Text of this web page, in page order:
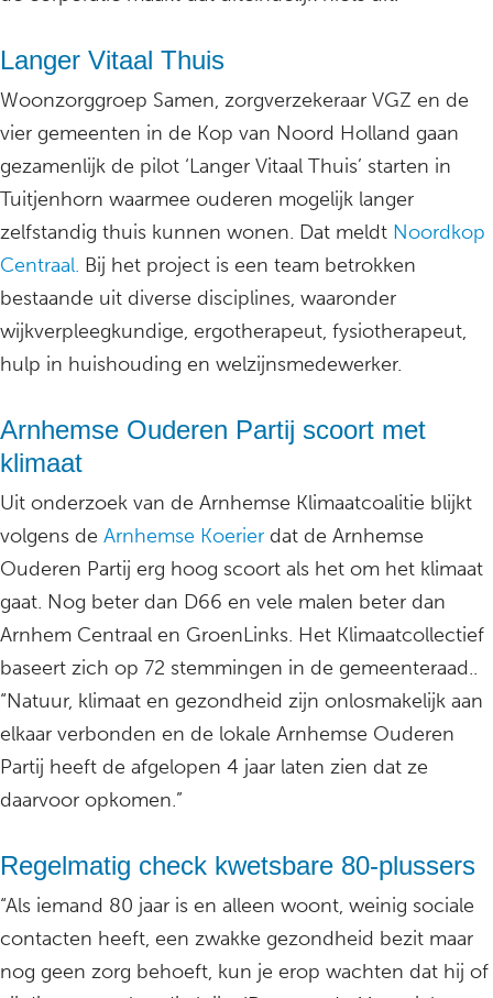
Langer Vitaal Thuis
Woonzorggroep Samen, zorgverzekeraar VGZ en de
vier gemeenten in de Kop van Noord Holland gaan
gezamenlijk de pilot ‘Langer Vitaal Thuis’ starten in
Tuitjenhorn waarmee ouderen mogelijk langer
zelfstandig thuis kunnen wonen. Dat meldt Noordkop
Centraal. Bij het project is een team betrokken
bestaande uit diverse disciplines, waaronder
wijkverpleegkundige, ergotherapeut, fysiotherapeut,
hulp in huishouding en welzijnsmedewerker.
Arnhemse Ouderen Partij scoort met
klimaat
Uit onderzoek van de Arnhemse Klimaatcoalitie blijkt
volgens de Arnhemse Koerier dat de Arnhemse
Ouderen Partij erg hoog scoort als het om het klimaat
gaat. Nog beter dan D66 en vele malen beter dan
Arnhem Centraal en GroenLinks. Het Klimaatcollectief
baseert zich op 72 stemmingen in de gemeenteraad..
“Natuur, klimaat en gezondheid zijn onlosmakelijk aan
elkaar verbonden en de lokale Arnhemse Ouderen
Partij heeft de afgelopen 4 jaar laten zien dat ze
daarvoor opkomen.”
Regelmatig check kwetsbare 80-plussers
“Als iemand 80 jaar is en alleen woont, weinig sociale
contacten heeft, een zwakke gezondheid bezit maar
nog geen zorg behoeft, kun je erop wachten dat hij of